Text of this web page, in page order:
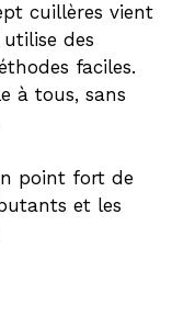
cuillères vient
des
faciles.
à tous, sans
point fort de
et les